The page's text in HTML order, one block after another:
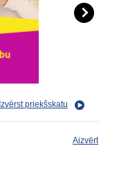
Izvērst priekšskatu
Aizvērt